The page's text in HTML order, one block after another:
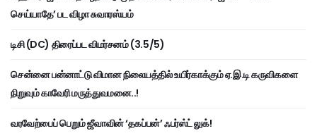
செய்யாதே’ பட விழா சுவாரஸ்யம்
டிசி (DC) திரைப்பட விமர்சனம் (3.5/5)
சென்னை பன்னாட்டு விமான நிலையத்தில் உயிர்காக்கும் ஏ.இ.டி கருவிகளை
நிறுவும் காவேரி மருத்துவமனை..!
வரவேற்பைப் பெறும் ஜீவாவின் ‘தகப்பன்’ ஃபர்ஸ்ட் லுக்!